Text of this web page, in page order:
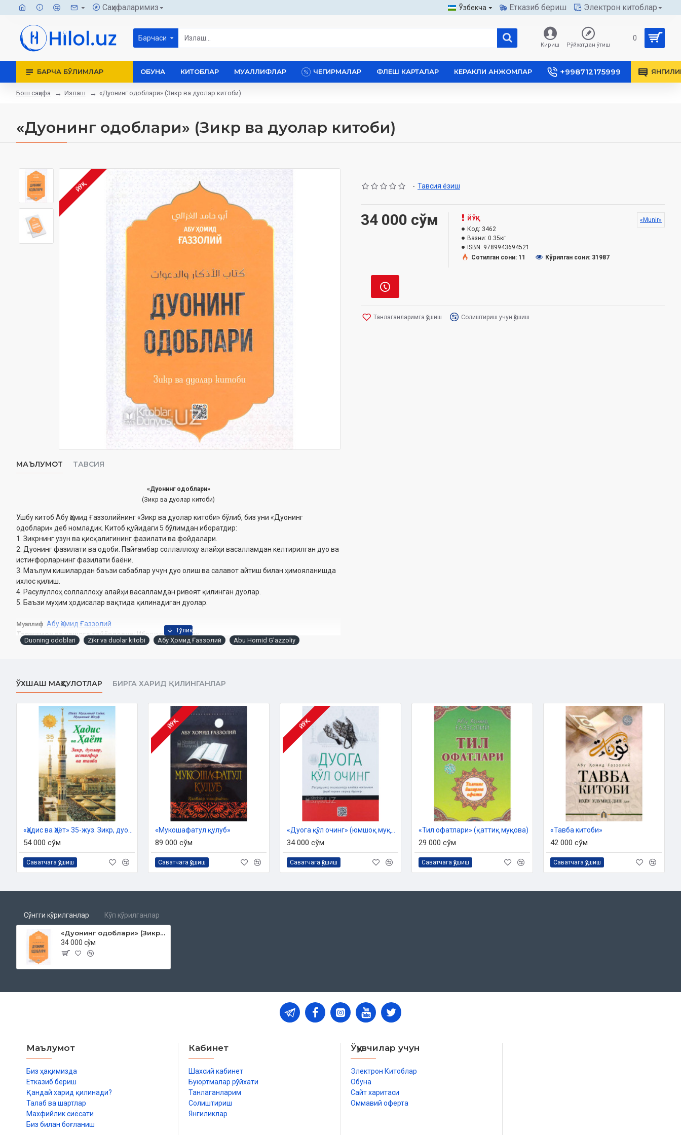
Саҳифаларимиз Ўзбекча Етказиб бериш Электрон китоблар
Барчаси
Кириш Рўйхатдан ўтиш
0
БАРЧА БЎЛИМЛАР ОБУНА КИТОБЛАР МУАЛЛИФЛАР ЧЕГИРМАЛАР ФЛЕШ КАРТАЛАР КЕРАКЛИ АНЖОМЛАР +998712175999
Бош саҳифа Излаш «Дуонинг одоблари» (Зикр ва дуолар китоби)
«Дуонинг одоблари» (Зикр ва дуолар китоби)
ЙЎҚ
МАЪЛУМОТ ТАВСИЯ
«Дуонинг одоблари»
(Зикр ва дуолар китоби)
Ушбу китоб Абу Ҳомид Ғаззолийнинг «Зикр ва дуолар китоби» бўлиб, биз уни «Дуонинг
одоблари» деб номладик. Китоб қуйидаги 5 бўлимдан иборатдир:
1. Зикрнинг узун ва қисқалигининг фазилати ва фойдалари.
2. Дуонинг фазилати ва одоби. Пайғамбар соллаллоҳу алайҳи васалламдан келтирилган дуо ва
истиғфорларнинг фазилати баёни.
3. Маълум кишилардан баъзи сабаблар учун дуо олиш ва салавот айтиш билан ҳимояланишда
ихлос қилиш.
4. Расулуллоҳ соллаллоҳу алайҳи васалламдан ривоят қилинган дуолар.
5. Баъзи муҳим ҳодисалар вақтида қилинадиган дуолар.
Муаллиф: Абу Ҳомид Ғаззолий
Таржимон ва нашрга тайёрловчи:Иброҳим Нуруллоҳ
Нашриёт: «Munir» нашриёти
Ўлчами: 84x108 1/32
Ўзбекистон Республикаси Вазирлар Маҳкамаси ҳузуридаги Дин ишлари бўйича қўмитанинг
2021 йил 28 январдаги 03-07/570-сонли хулосаси асосида тайёрланди
- Тавсия ёзиш
34 000 сўм
ЙЎҚ
Код: 3462
Вазни: 0.35кг
ISBN: 9789943694521
«Munir»
Сотилган сони: 11 Кўрилган сони: 31987
Танлаганларимга қўшиш Солиштириш учун қўшиш
Duoning odoblari Zikr va duolar kitobi Абу Ҳомид Ғаззолий Abu Homid G'azzoliy
ЎХШАШ МАҲСУЛОТЛАР БИРГА ХАРИД ҚИЛИНГАНЛАР
54 000 сўм
Саватчага қўшиш
ЙЎҚ
«Мукошафатул қулуб»
89 000 сўм
Саватчага қўшиш
ЙЎҚ
34 000 сўм
Саватчага қўшиш
«Тил офатлари» (қаттиқ муқова)
29 000 сўм
Саватчага қўшиш
«Тавба китоби»
42 000 сўм
Саватчага қўшиш
Сўнгги кўрилганлар Кўп кўрилганлар
«Дуонинг одоблари» (Зикр ва дуолар китоби)
34 000 сўм
Маълумот
Биз ҳақимизда
Етказиб бериш
Қандай харид қилинади?
Талаб ва шартлар
Махфийлик сиёсати
Биз билан боғланиш
Кабинет
Шахсий кабинет
Буюртмалар рўйхати
Танлаганларим
Солиштириш
Янгиликлар
Ўқувчилар учун
Электрон Китоблар
Обуна
Сайт харитаси
Оммавий оферта